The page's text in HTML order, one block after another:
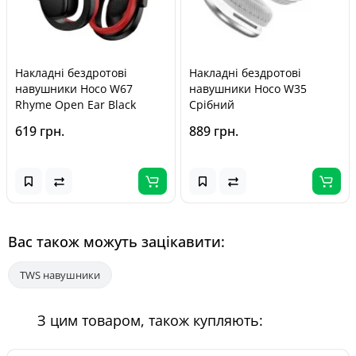
Накладні бездротові
навушники Hoco W67
Rhyme Open Ear Black
619 грн.
Накладні бездротові
навушники Hoco W35
Срібний
889 грн.
Вас також можуть зацікавити:
TWS навушники
З цим товаром, також купляють: